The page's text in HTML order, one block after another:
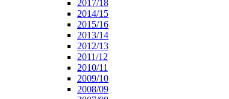
2017/18
2014/15
2015/16
2013/14
2012/13
2011/12
2010/11
2009/10
2008/09